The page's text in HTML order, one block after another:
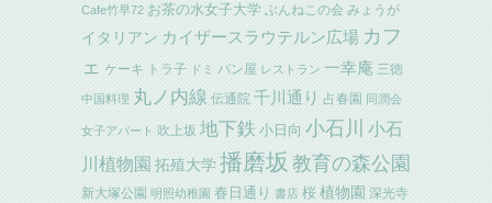
Cafe竹早72 お茶の水女子大学 ぶんねこの会 みょうが
イタリアン カイザースラウテルン広場 カフ
ェ ケーキ トラ子 ドミ パン屋 レストラン 一幸庵 三徳
中国料理 丸ノ内線 伝通院 千川通り 占春園 同潤会
女子アパート 吹上坂 地下鉄 小日向 小石川 小石
川植物園 拓殖大学播磨坂 教育の森公園
新大塚公園 明照幼稚園 春日通り 書店 桜 植物園 深光寺